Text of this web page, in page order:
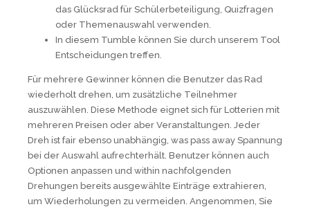
das Glücksrad für Schülerbeteiligung, Quizfragen
oder Themenauswahl verwenden.
In diesem Tumble können Sie durch unserem Tool
Entscheidungen treffen.
Für mehrere Gewinner können die Benutzer das Rad
wiederholt drehen, um zusätzliche Teilnehmer
auszuwählen. Diese Methode eignet sich für Lotterien mit
mehreren Preisen oder aber Veranstaltungen. Jeder
Dreh ist fair ebenso unabhängig, was pass away Spannung
bei der Auswahl aufrechterhält. Benutzer können auch
Optionen anpassen und within nachfolgenden
Drehungen bereits ausgewählte Einträge extrahieren,
um Wiederholungen zu vermeiden. Angenommen, Sie